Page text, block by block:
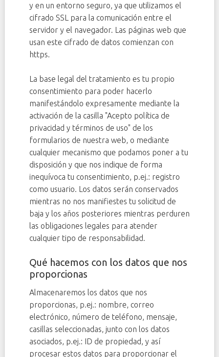
y en un entorno seguro, ya que utilizamos el
cifrado SSL para la comunicación entre el
servidor y el navegador. Las páginas web que
usan este cifrado de datos comienzan con
https.
La base legal del tratamiento es tu propio
consentimiento para poder hacerlo
manifestándolo expresamente mediante la
activación de la casilla "Acepto política de
privacidad y términos de uso" de los
formularios de nuestra web, o mediante
cualquier mecanismo que podamos poner a tu
disposición y que nos indique de forma
inequívoca tu consentimiento, p.ej.: registro
como usuario. Los datos serán conservados
mientras no nos manifiestes tu solicitud de
baja y los años posteriores mientras perduren
las obligaciones legales para atender
cualquier tipo de responsabilidad.
Qué hacemos con los datos que nos
proporcionas
Almacenaremos los datos que nos
proporcionas, p.ej.: nombre, correo
electrónico, número de teléfono, mensaje,
casillas seleccionadas, junto con los datos
asociados, p.ej.: ID de propiedad, y así
procesar estos datos para proporcionar el